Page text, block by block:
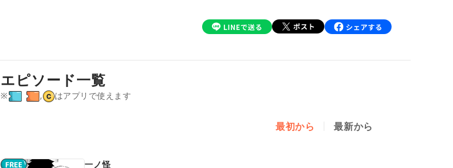
エピソード一覧
※ , はアプリで使えます
最初から 最新から
一ノ怪